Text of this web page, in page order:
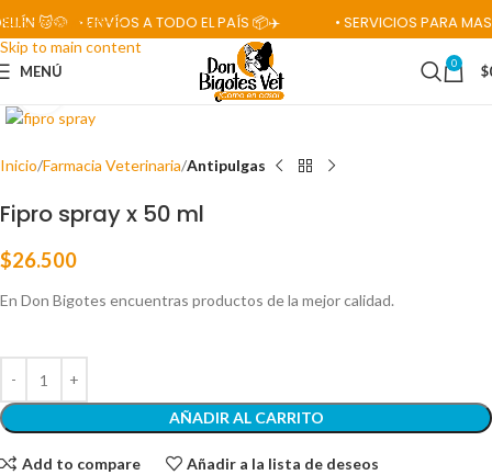
Skip to navigation
Skip to main content
🐱🐶 • ENVÍOS A TODO EL PAÍS 📦✈️ • SERVICIOS PARA
MENÚ 0 $
Inicio Farmacia Veterinaria Antipulgas
Fipro spray x 50 ml
$26.500
En Don Bigotes encuentras productos de la mejor calidad.
AÑADIR AL CARRITO
Add to compare Añadir a la lista de deseos